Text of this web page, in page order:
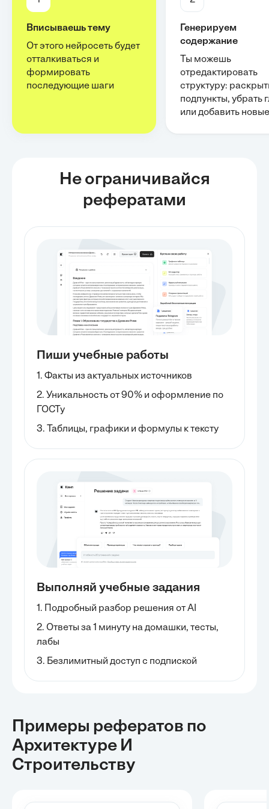
Вписываешь тему
От этого нейросеть будет
отталкиваться и
формировать
последующие шаги
Генерируем
содержание
Ты можешь
отредактировать
структуру:
подпункты, убрать
или добавить новые
Не ограничивайся
рефератами
Пиши учебные работы
1. Факты из актуальных источников
2. Уникальность от 90% и оформление по
ГОСТу
3. Таблицы, графики и формулы к тексту
Выполняй учебные задания
1. Подробный разбор решения от AI
2. Ответы за 1 минуту на домашки, тесты,
лабы
3. Безлимитный доступ с подпиской
Примеры рефератов по
Архитектуре И
Строительству